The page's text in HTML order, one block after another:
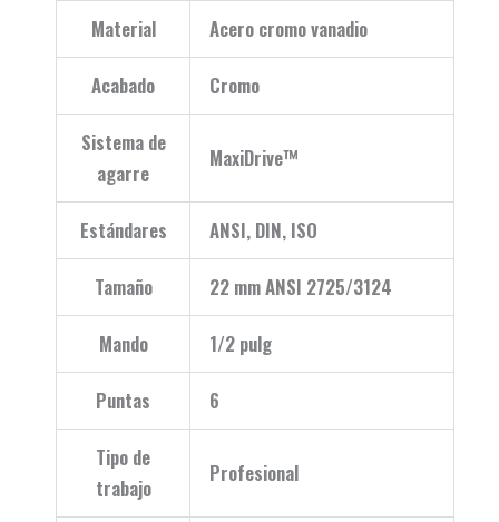
Material Acero cromo vanadio
Acabado Cromo
Sistema de
agarre
MaxiDrive™
Estándares ANSI, DIN, ISO
Tamaño 22 mm ANSI 2725/3124
Mando 1/2 pulg
Puntas 6
Tipo de
trabajo
Profesional